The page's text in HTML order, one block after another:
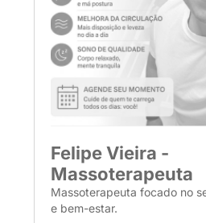
Felipe Vieira -
Massoterapeuta
Massoterapeuta focado no
e bem-estar.